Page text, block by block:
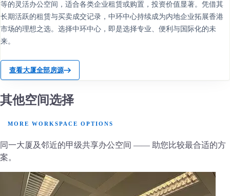
等的灵活办公空间，适合各类企业租赁或购置，投资价值显著。凭借其
长期活跃的租赁与买卖成交记录，中环中心持续成为内地企业拓展香港
市场的理想之选。选择中环中心，即是选择专业、便利与国际化的未
来。
查看大厦全部房源
其他空间选择
MORE WORKSPACE OPTIONS
同一大厦及邻近的甲级共享办公空间 —— 助您比较最合适的方
案。